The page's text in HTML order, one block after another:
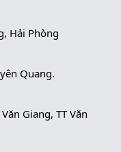
Hải Phòng
Quang.
Giang, TT Văn